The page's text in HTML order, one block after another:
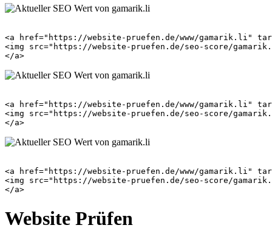
<a href="https://website-pruefen.de/www/gamarik.li"
<img src="https://website-pruefen.de/seo-score/
<a href="https://website-pruefen.de/www/gamarik.li"
<img src="https://website-pruefen.de/seo-score/
<a href="https://website-pruefen.de/www/gamarik.li"
<img src="https://website-pruefen.de/seo-score/
Website Prüfen